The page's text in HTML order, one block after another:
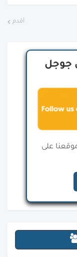
أقدم
جوجل
على